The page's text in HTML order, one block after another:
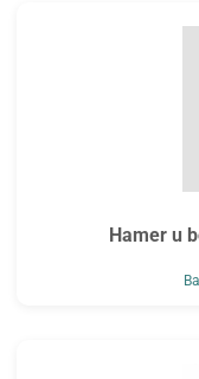
Hamer u